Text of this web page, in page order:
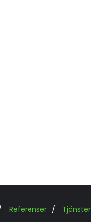
Referenser Tjänster